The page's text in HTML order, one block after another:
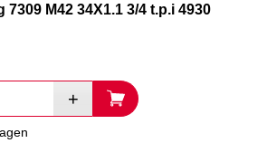
7309 M42 34X1.1 3/4 t.p.i 4930